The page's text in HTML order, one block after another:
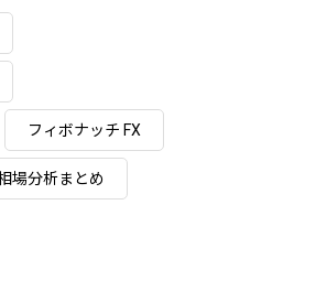
フィボナッチ FX
場分析まとめ